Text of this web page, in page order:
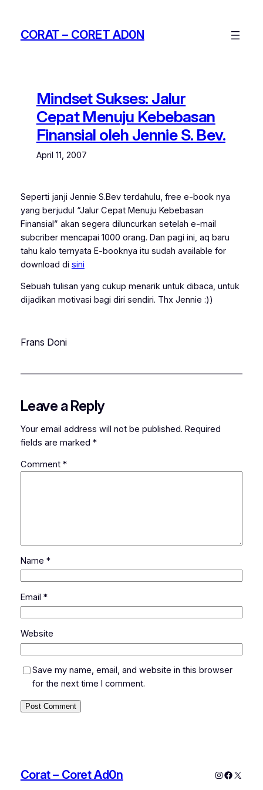
contentCORAT – CORET AD0N
Mindset Sukses: Jalur
Cepat Menuju Kebebasan
Finansial oleh Jennie S. Bev.
April 11, 2007
Seperti janji Jennie S.Bev terdahulu, free e-book nya
yang berjudul “Jalur Cepat Menuju Kebebasan
Finansial” akan segera diluncurkan setelah e-mail
subcriber mencapai 1000 orang. Dan pagi ini, aq baru
tahu kalo ternyata E-booknya itu sudah available for
download di sini
Sebuah tulisan yang cukup menarik untuk dibaca, untuk
dijadikan motivasi bagi diri sendiri. Thx Jennie :))
Frans Doni
Leave a Reply
Your email address will not be published. Required
fields are marked *
Comment *
Name *
Email *
Website
Save my name, email, and website in this browser
for the next time I comment.
Corat – Coret Ad0n Instagram
X